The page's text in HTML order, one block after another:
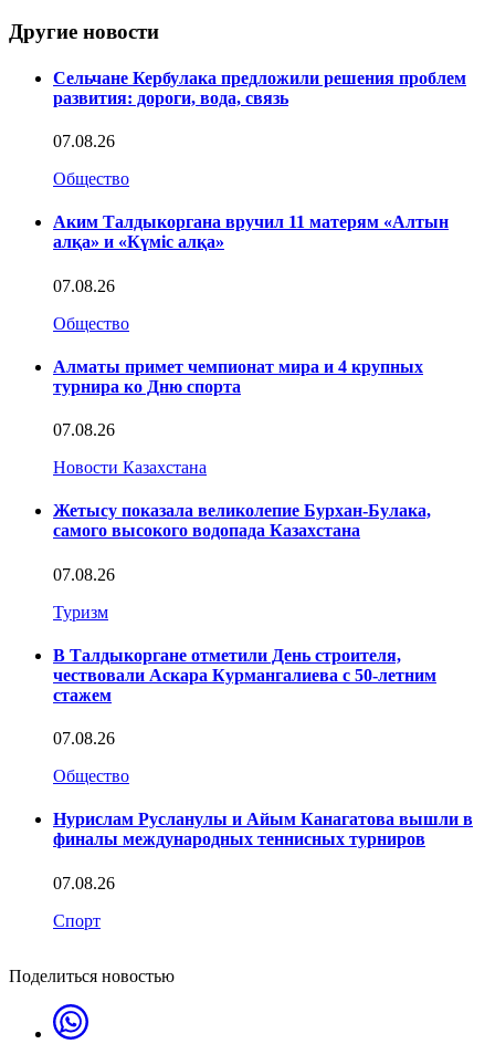
Другие новости
Сельчане Кербулака предложили решения проблем
развития: дороги, вода, связь
07.08.26
Общество
Аким Талдыкоргана вручил 11 матерям «Алтын
алқа» и «Күміс алқа»
07.08.26
Общество
Алматы примет чемпионат мира и 4 крупных
турнира ко Дню спорта
07.08.26
Новости Казахстана
Жетысу показала великолепие Бурхан-Булака,
самого высокого водопада Казахстана
07.08.26
Туризм
В Талдыкоргане отметили День строителя,
чествовали Аскара Курмангалиева с 50-летним
стажем
07.08.26
Общество
Нурислам Русланулы и Айым Канагатова вышли в
финалы международных теннисных турниров
07.08.26
Спорт
Поделиться новостью